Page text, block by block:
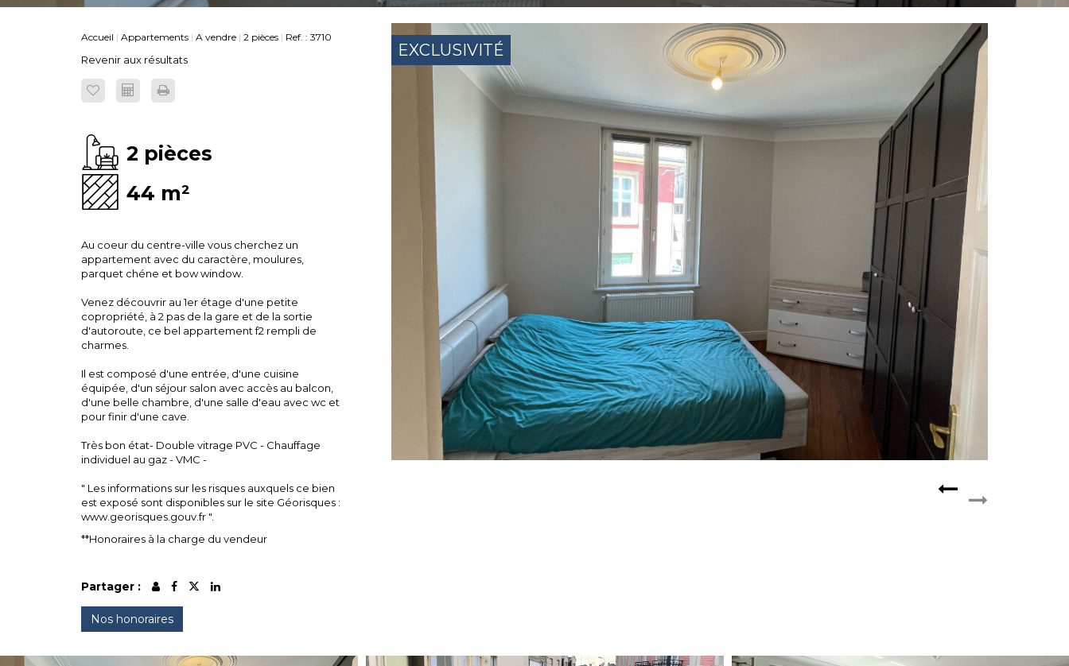
Accueil Appartements A vendre 2 pièces Ref. : 3710
Revenir aux résultats EXCLUSIVITÉ
2 pièces
44 m²
Au coeur du centre-ville vous cherchez un
appartement avec du caractère, moulures,
parquet chéne et bow window.
Venez découvrir au 1er étage d'une petite
copropriété, à 2 pas de la gare et de la sortie
d'autoroute, ce bel appartement f2 rempli de
charmes.
Il est composé d'une entrée, d'une cuisine
équipée, d'un séjour salon avec accès au balcon,
d'une belle chambre, d'une salle d'eau avec wc et
pour finir d'une cave.
Très bon état- Double vitrage PVC - Chauffage
individuel au gaz - VMC -
" Les informations sur les risques auxquels ce bien
est exposé sont disponibles sur le site Géorisques :
www.georisques.gouv.fr ".
**Honoraires à la charge du vendeur
Partager :
Nos honoraires